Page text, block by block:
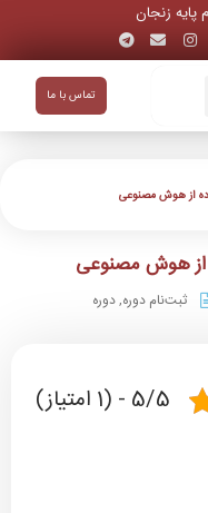
پایه زنجان
تماس با ما
از هوش مصنوعی
از هوش مصنوعی
ثبت‌نام دوره‌,دوره
5/5 - (1 امتیاز)